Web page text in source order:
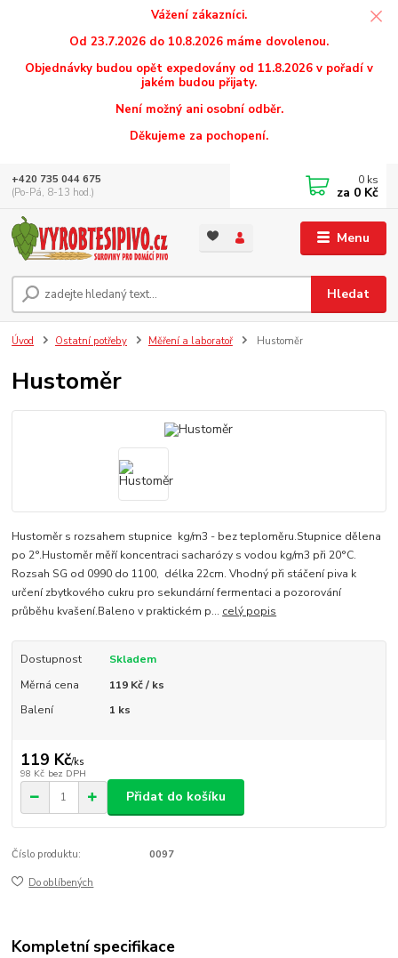
Vážení zákazníci.
Od 23.7.2026 do 10.8.2026 máme dovolenou.
Objednávky budou opět expedovány od 11.8.2026 v pořadí v
jakém budou přijaty.
Není možný ani osobní odběr.
Děkujeme za pochopení.
Menu
Hledat
+420 735 044 675
(Po-Pá, 8-13 hod.)
0 ks
za 0 Kč
Úvod Ostatní potřeby Měření a laboratoř Hustoměr
Hustoměr
Hustoměr s rozsahem stupnice kg/m3 - bez teploměru.Stupnice dělena
po 2°.Hustoměr měří koncentraci sacharózy s vodou kg/m3 při 20°C.
Rozsah SG od 0990 do 1100, délka 22cm. Vhodný při stáčení piva k
určení zbytkového cukru pro sekundární fermentaci a pozorování
průběhu kvašení.Baleno v praktickém p... celý popis
Dostupnost
Skladem
Měrná cena
119 Kč / ks
Balení
1 ks
119 Kč/ks
98 Kč bez DPH
Přidat do košíku
Číslo produktu: 0097
Do oblíbených
Kompletní specifikace